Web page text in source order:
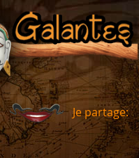
Je partage: